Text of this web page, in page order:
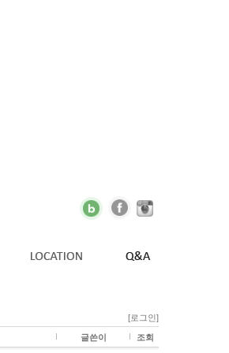
[로그인]
글쓴이 조회